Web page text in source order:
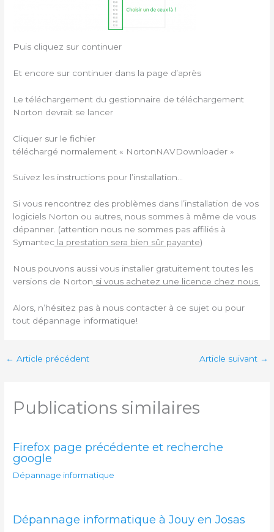
Puis cliquez sur continuer
Et encore sur continuer dans la page d’après
Le téléchargement du gestionnaire de téléchargement
Norton devrait se lancer
Cliquer sur le fichier
téléchargé normalement « NortonNAVDownloader »
Suivez les instructions pour l’installation…
Si vous rencontrez des problèmes dans l’installation de vos
logiciels Norton ou autres, nous sommes à même de vous
dépanner. (attention nous ne sommes pas affiliés à
Symantec la prestation sera bien sûr payante)
Nous pouvons aussi vous installer gratuitement toutes les
versions de Norton si vous achetez une licence chez nous.
Alors, n’hésitez pas à nous contacter à ce sujet ou pour
tout dépannage informatique!
← Article précédent Article suivant →
Publications similaires
Firefox page précédente et recherche
google
Dépannage informatique
Dépannage informatique à Jouy en Josas